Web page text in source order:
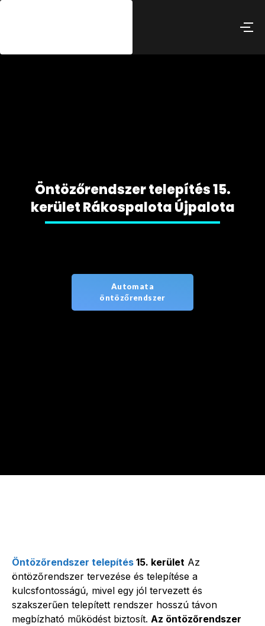
Öntözőrendszer telepítés 15.
kerület Rákospalota Újpalota
Automata
öntözőrendszer
Öntözőrendszer telepítés 15. kerület Az
öntözőrendszer tervezése és telepítése a
kulcsfontosságú, mivel egy jól tervezett és
szakszerűen telepített rendszer hosszú távon
megbízható működést biztosít. Az öntözőrendszer